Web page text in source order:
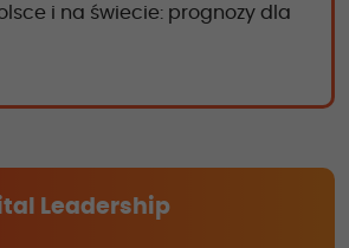
i na świecie: prognozy dla
Leadership